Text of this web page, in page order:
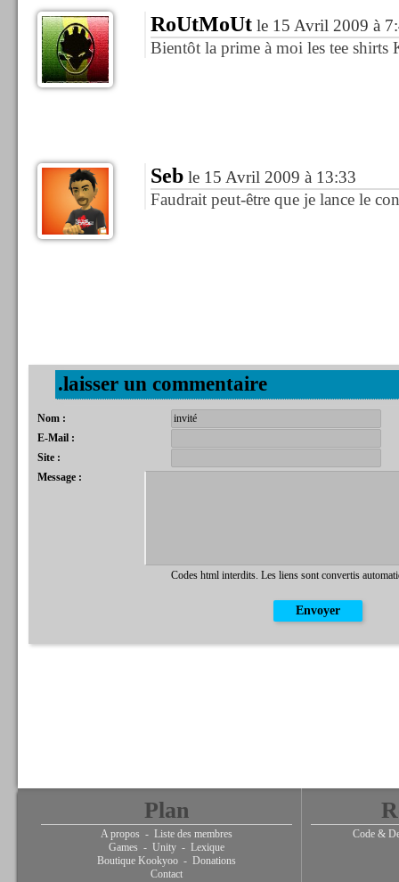
RoUtMoUtle 15 Avril 2009 à
Bientôt la prime à moi les tee
Seble 15 Avril 2009 à 13:33
Faudrait peut-être que je lance le
.laisser un commentaire
Nom :
E-Mail :
Site :
Message :
Codes html interdits. Les liens sont convertis
Plan
A propos - Liste des membres
Games - Unity - Lexique
Boutique Kookyoo - Donations
Contact
Code &